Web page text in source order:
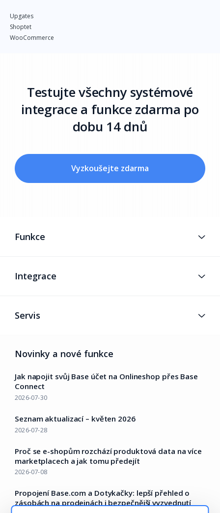
Upgates
Shoptet
WooCommerce
Testujte všechny systémové
integrace a funkce zdarma po
dobu 14 dnů
Vyzkoušejte zdarma
Funkce
Integrace
Servis
Novinky a nové funkce
Jak napojit svůj Base účet na Onlineshop přes Base
Connect
2026-07-30
Seznam aktualizací – květen 2026
2026-07-28
Proč se e-shopům rozchází produktová data na více
marketplacech a jak tomu předejít
2026-07-08
Propojení Base.com a Dotykačky: lepší přehled o
zásobách na prodejnách i bezpečnější vyzvednutí